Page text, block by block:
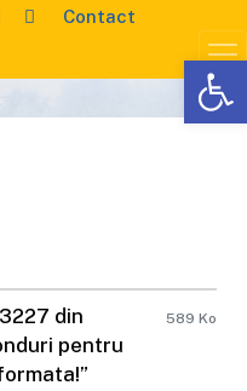
Contact
din
pentru
589 Ko